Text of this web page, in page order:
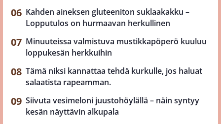
Kahden aineksen gluteeniton suklaakakku –
Lopputulos on hurmaavan herkullinen
Minuuteissa valmistuva mustikkapöperö kuuluu
loppukesän herkkuihin
Tämä niksi kannattaa tehdä kurkulle, jos haluat
salaatista rapeamman.
Siivuta vesimeloni juustohöylällä – näin syntyy
kesän näyttävin alkupala